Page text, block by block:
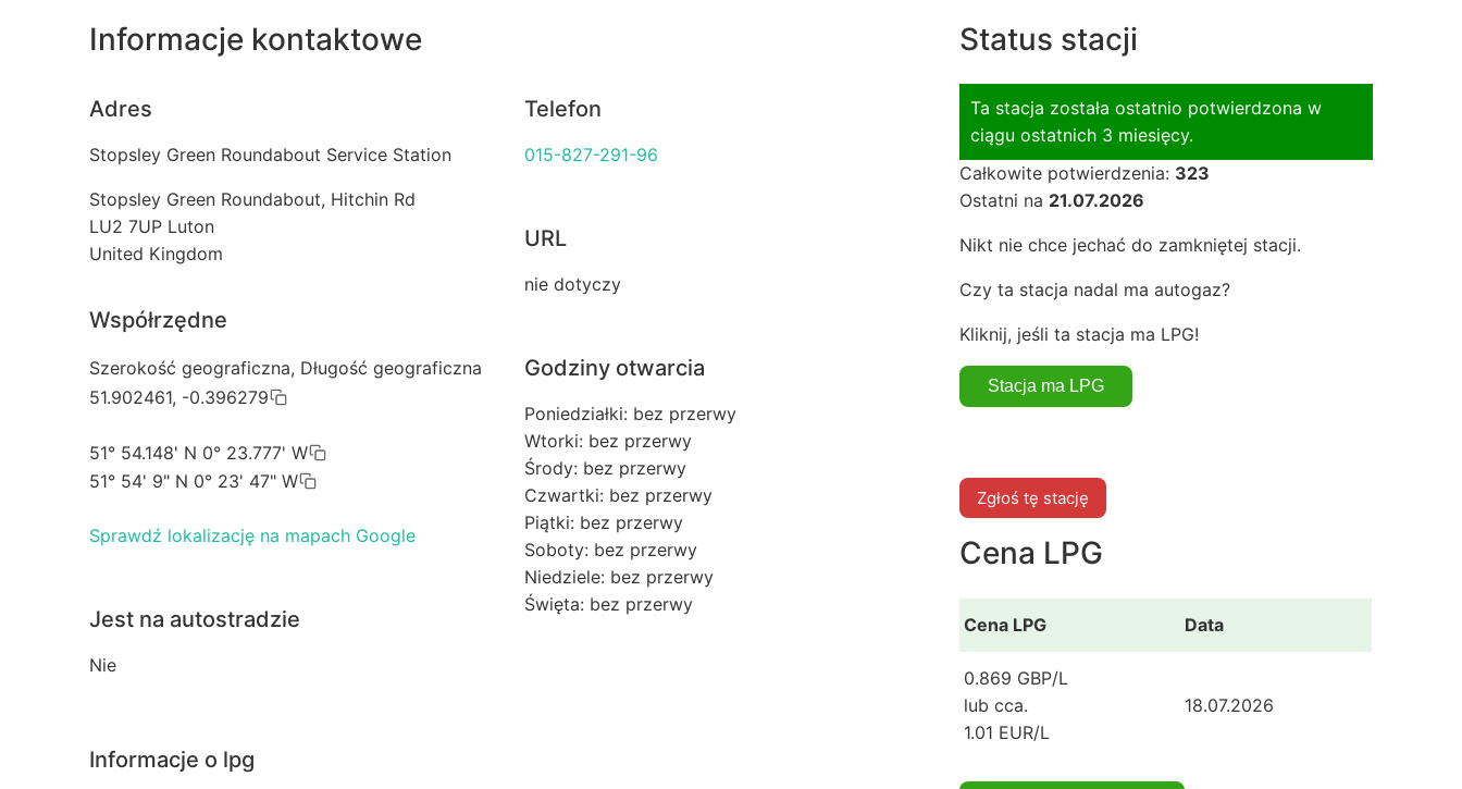
Informacje kontaktowe
Adres
Stopsley Green Roundabout Service Station
Stopsley Green Roundabout, Hitchin Rd
LU2 7UP Luton
United Kingdom
Współrzędne
Szerokość geograficzna, Długość geograficzna
51.902461, -0.396279
51° 54.148' N 0° 23.777' W
51° 54' 9" N 0° 23' 47" W
Sprawdź lokalizację na mapach Google
Jest na autostradzie
Nie
Telefon
015-827-291-96
URL
nie dotyczy
Godziny otwarcia
Poniedziałki: bez przerwy
Wtorki: bez przerwy
Środy: bez przerwy
Czwartki: bez przerwy
Piątki: bez przerwy
Soboty: bez przerwy
Niedziele: bez przerwy
Święta: bez przerwy
Informacje o lpg
Status stacji
Ta stacja została ostatnio potwierdzona w
ciągu ostatnich 3 miesięcy.
Całkowite potwierdzenia: 323
Ostatni na 21.07.2026
Nikt nie chce jechać do zamkniętej stacji.
Czy ta stacja nadal ma autogaz?
Kliknij, jeśli ta stacja ma LPG!
Zgłoś tę stację
Cena LPG
Cena LPG Data
0.869 GBP/L
lub cca.
1.01 EUR/L
18.07.2026